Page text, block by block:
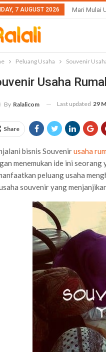
7 AUGUST 2026 Mari Mulai
Peluang Usaha Souvenir
Usaha
By Ralalicom Last updated 29
Share
bisnis Souvenirusaha
menemukan ide ini
peluang usaha
souvenir yang